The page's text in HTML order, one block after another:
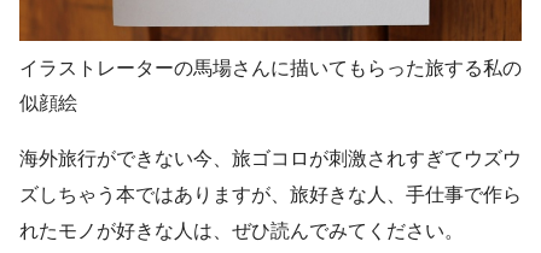
イラストレーターの馬場さんに描いてもらった旅する私の
似顔絵
海外旅行ができない今、旅ゴコロが刺激されすぎてウズウ
ズしちゃう本ではありますが、旅好きな人、手仕事で作ら
れたモノが好きな人は、ぜひ読んでみてください。